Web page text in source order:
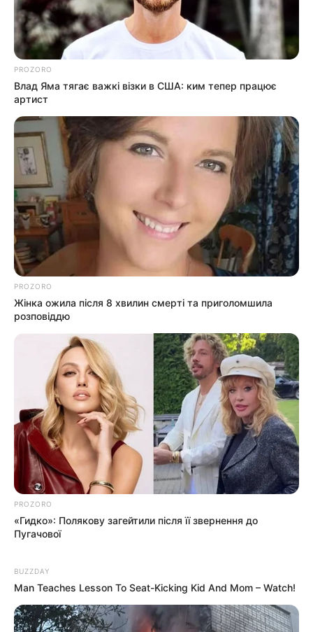
Пов’язаний запис
PROZORO
Влад Яма тягає важкі візки в США: ким тепер працює
артист
PROZORO
Жінка ожила після 8 хвилин смерті та приголомшила
розповіддю
PROZORO
«Гидко»: Полякову загейтили після її звернення до
Пугачової
BUZZDAY
Man Teaches Lesson To Seat-Kicking Kid And Mom – Watch!